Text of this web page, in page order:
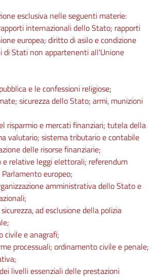
degli infortuni sul lavoro nelle costruzioni e nei
lavori in quota
Sezione I
esclusiva nelle seguenti materie:
internazionali dello Stato; rapporti
europea; diritto di asilo e condizione
di Stati non appartenenti all'Unione
e le confessioni religiose;
sicurezza dello Stato; armi, munizioni
risparmio e mercati finanziari; tutela della
valutario; sistema tributario e contabile
delle risorse finanziarie;
relative leggi elettorali; referendum
europeo;
amministrativa dello Stato e
ad esclusione della polizia
civile e anagrafi;
processuali; ordinamento civile e penale;
livelli essenziali delle prestazioni